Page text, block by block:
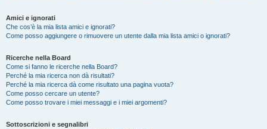
Amici e ignorati
Che cos’è la mia lista amici e ignorati?
Come posso aggiungere o rimuovere un utente dalla mia lista amici o ignorati?
Ricerche nella Board
Come si fanno le ricerche nella Board?
Perché la mia ricerca non dà risultati?
Perché la mia ricerca dà come risultato una pagina vuota?
Come posso cercare un utente?
Come posso trovare i miei messaggi e i miei argomenti?
Sottoscrizioni e segnalibri